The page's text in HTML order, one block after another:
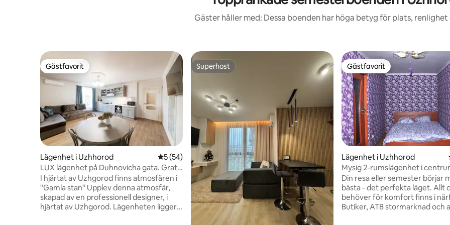
Gäster håller med: Dessa boenden har höga betyg för plats, renlighet
Gästfavorit
Gästfavorit
Lägenhet i Uzhhorod 5 av 5 i genomsnittligt betyg, 54 omdömen
5 (54)
LUX lägenhet på Duhnovicha gata. Gratis
parkering
I hjärtat av Uzhgorod finns atmosfären i
"Gamla stan" Upplev denna atmosfär,
skapad av en professionell designer, i
hjärtat av Uzhgorod. Lägenheten ligger i
Superhost
Superhost Gästfavorit
Gästfavorit
Lägenhet i Uzhhorod
Mysig 2-rumslägenhet i
Din resa eller semester börjar
bästa - det perfekta läget. Allt
behöver för komfort finns i
Butiker, ATB stormarknad och